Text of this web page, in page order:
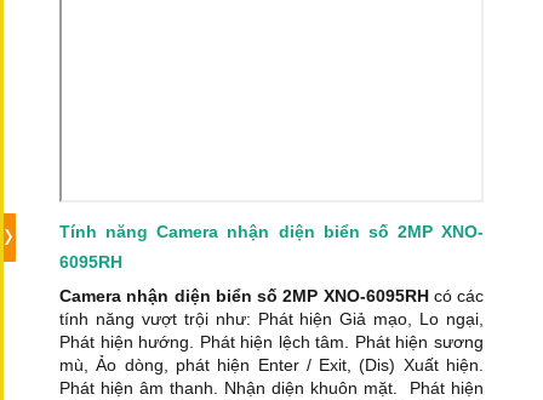
Tính năng Camera nhận diện biển số 2MP XNO-
6095RH
Camera nhận diện biển số 2MP XNO-6095RHcó các
tính năng vượt trội như: Phát hiện Giả mạo, Lo ngại,
Phát hiện hướng. Phát hiện lệch tâm. Phát hiện sương
mù, Ảo dòng, phát hiện Enter / Exit, (Dis) Xuất hiện.
Phát hiện âm thanh. Nhận diện khuôn mặt. Phát hiện